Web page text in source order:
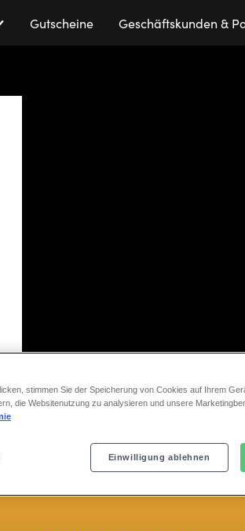
Gutscheine Geschäftskunden &
stimmen Sie der Speicherung von Cookies auf Ihrem
die Websitenutzung zu analysieren und unsere
Einwilligung ablehnen